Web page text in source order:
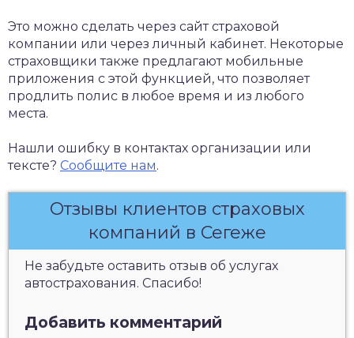
Это можно сделать через сайт страховой
компании или через личный кабинет. Некоторые
страховщики также предлагают мобильные
приложения с этой функцией, что позволяет
продлить полис в любое время и из любого
места.
Нашли ошибку в контактах организации или
тексте? Сообщите нам.
Отзывы клиентов страховых
компаний в Сегеже
Не забудьте оставить отзыв об услугах
автострахования. Спасибо!
Добавить комментарий